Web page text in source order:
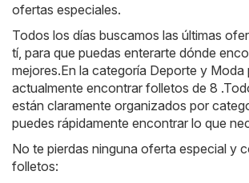
ofertas especiales.
Todos los días buscamos las últimas
tí, para que puedas enterarte dónde
mejores.En la categoría Deporte y Moda
actualmente encontrar folletos de 8
están claramente organizados por
puedes rápidamente encontrar lo que
No te pierdas ninguna oferta especial y
folletos: